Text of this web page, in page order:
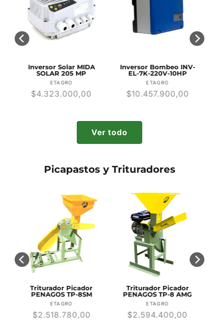
Inversor Solar MIDA
SOLAR 205 MP
Proveedor:
ETAGRO
Precio
$4.323.000,00
Inversor Bombeo INV-
EL-7K-220V-10HP
Proveedor:
ETAGRO
Precio
$10.457.900,00
Ver todo
Picapastos y Trituradores
Triturador Picador
PENAGOS TP-8SM
Proveedor:
ETAGRO
Precio
$2.518.780,00
Triturador Picador
PENAGOS TP-8 AMG
Proveedor:
ETAGRO
Precio
$2.594.400,00